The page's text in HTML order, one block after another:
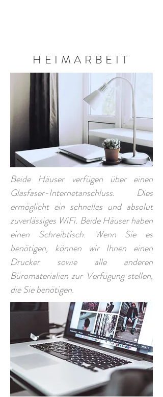
HEIMARBEIT
Beide Häuser verfügen über einen
Glasfaser-Internetanschluss. Dies
ermöglicht ein schnelles und absolut
zuverlässiges WiFi. Beide Häuser haben
einen Schreibtisch. Wenn Sie es
benötigen, können wir Ihnen einen
Drucker sowie alle anderen
Büromaterialien zur Verfügung stellen,
die Sie benötigen.